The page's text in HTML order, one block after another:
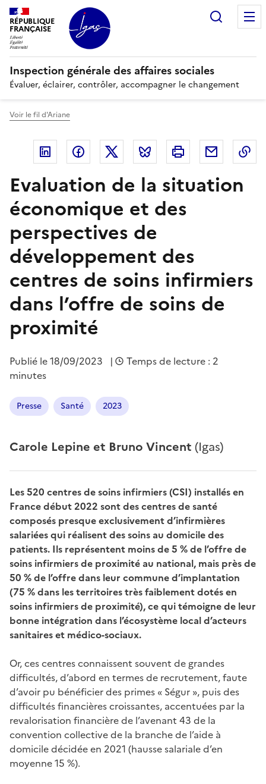
Panneau de gestion des cookies
RÉPUBLIQUE
FRANÇAISE
Inspection générale des affaires sociales
Évaluer, éclairer, contrôler, accompagner le changement
Voir le fil d'Ariane
Linkedin FacebookTwitter Bluesky Imprimer Courriel
Evaluation de la situation
économique et des
perspectives de
développement des
centres de soins infirmiers
dans l’offre de soins de
proximité
Publié le18/09/2023 |
Temps de lecture : 2
minutes
Presse Santé 2023
Carole Lepine et Bruno Vincent (Igas)
Les 520 centres de soins infirmiers (CSI) installés en
France début 2022 sont des centres de santé
composés presque exclusivement d’infirmières
salariées qui réalisent des soins au domicile des
patients. Ils représentent moins de 5 % de l’offre de
soins infirmiers de proximité au national, mais près de
50 % de l’offre dans leur commune d’implantation
(75 % dans les territoires très faiblement dotés en
soins infirmiers de proximité), ce qui témoigne de leur
bonne intégration dans l’écosystème local d’acteurs
sanitaires et médico-sociaux.
Or, ces centres connaissent souvent de grandes
difficultés, d’abord en termes de recrutement, faute
d’avoir pu bénéficier des primes « Ségur », puis des
difficultés financières croissantes, accentuées par la
revalorisation financière de l’avenant 43 de la
convention collective de la branche de l’aide à
domicile décidée en 2021 (hausse salariale d’en
moyenne 15 %).